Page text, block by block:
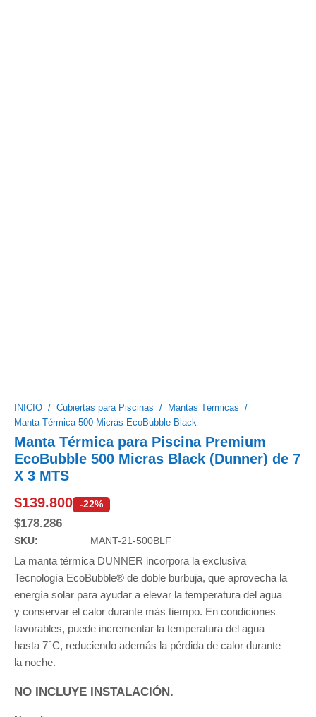
INICIO/ Cubiertas para Piscinas / Mantas Térmicas /
Manta Térmica 500 Micras EcoBubble Black
Manta Térmica para Piscina Premium
EcoBubble 500 Micras Black (Dunner) de 7
X 3 MTS
$139.800 -22%
$178.286
SKU: MANT-21-500BLF
La manta térmica DUNNER incorpora la exclusiva
Tecnología EcoBubble® de doble burbuja, que aprovecha la
energía solar para ayudar a elevar la temperatura del agua
y conservar el calor durante más tiempo. En condiciones
favorables, puede incrementar la temperatura del agua
hasta 7°C, reduciendo además la pérdida de calor durante
la noche.
NO INCLUYE INSTALACIÓN.